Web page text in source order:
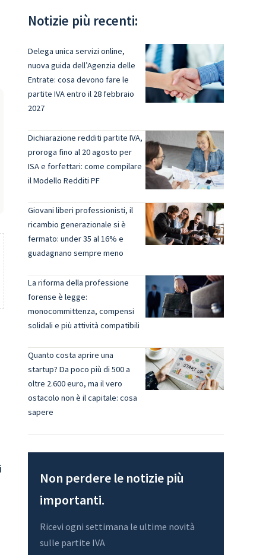
Notizie più recenti:
Delega unica servizi online,
nuova guida dell’Agenzia delle
Entrate: cosa devono fare le
partite IVA entro il 28 febbraio
2027
Dichiarazione redditi partite IVA,
proroga fino al 20 agosto per
ISA e forfettari: come compilare
il Modello Redditi PF
Giovani liberi professionisti, il
ricambio generazionale si è
fermato: under 35 al 16% e
guadagnano sempre meno
La riforma della professione
forense è legge:
monocommittenza, compensi
solidali e più attività compatibili
Quanto costa aprire una
startup? Da poco più di 500 a
oltre 2.600 euro, ma il vero
ostacolo non è il capitale: cosa
sapere
Non perdere le notizie più
importanti.
Ricevi ogni settimana le ultime novità
sulle partite IVA